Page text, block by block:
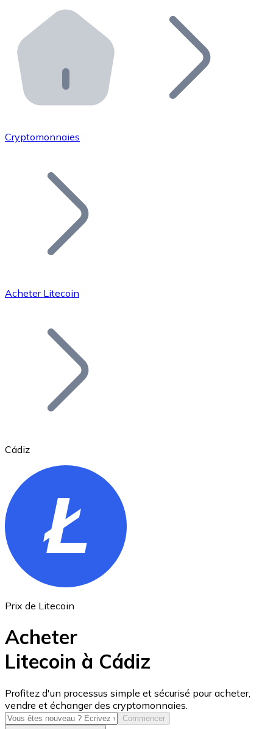
Distributeurs automatiques Bitnovo
Intégrez un ATM Bitnovo dans votre entreprise et
API Bitnovo
Intégrez notre API dans votre écosystème.
Rejoignez notre réseau de distributeurs et
Ajoutez le token de votre projet à notre service
Bitcoin
Ethereum
ETH
USD Coin
USDC
Cryptomonnaies
Acheter Litecoin
Cádiz
Prix de Litecoin
Acheter
Litecoin à Cádiz
Profitez d'un processus simple et sécurisé pour acheter,
vendre et échanger des cryptomonnaies.
Commencer